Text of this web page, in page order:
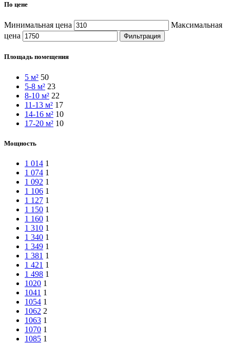
По цене
Минимальная цена
Максимальная
цена
Фильтрация
Площадь помещения
5 м² 50
5-8 м² 23
8-10 м² 22
11-13 м² 17
14-16 м² 10
17-20 м² 10
Мощность
1 014 1
1 074 1
1 092 1
1 106 1
1 127 1
1 150 1
1 160 1
1 310 1
1 340 1
1 349 1
1 381 1
1 421 1
1 498 1
1020 1
1041 1
1054 1
1062 2
1063 1
1070 1
1085 1